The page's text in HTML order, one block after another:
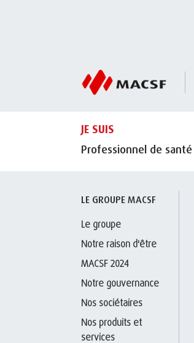
JE SUIS
Professionnel de santé
LE GROUPE MACSF
Le groupe
Notre raison d'être
MACSF 2024
Notre gouvernance
Nos sociétaires
Nos produits et
services